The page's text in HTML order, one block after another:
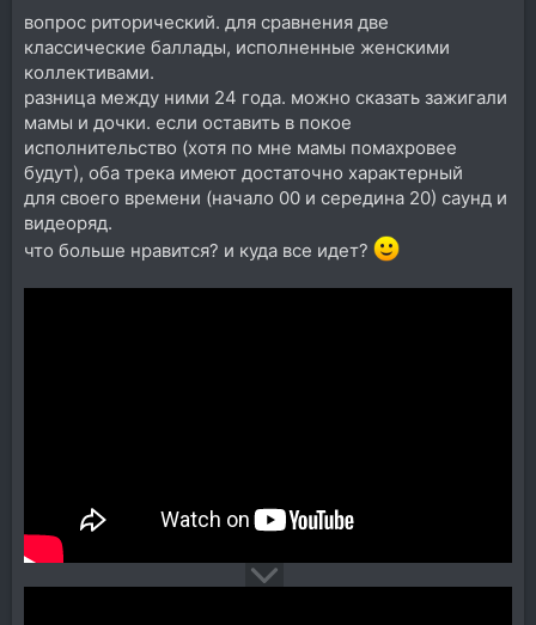
вопрос риторический. для сравнения две
классические баллады, исполненные женскими
коллективами.
разница между ними 24 года. можно сказать зажигали
мамы и дочки. если оставить в покое
исполнительство (хотя по мне мамы помахровее
будут), оба трека имеют достаточно характерный
для своего времени (начало 00 и середина 20) саунд и
видеоряд.
что больше нравится? и куда все идет?